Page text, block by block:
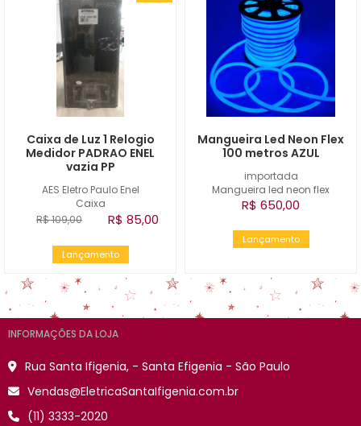
AES Eletro Paulo Enel
Caixa
Caixa de Luz 1 Relogio
Medidor PADRAO ENEL
vazia PP
R$ 109,00 R$ 85,00
Lançamento
importada
Mangueira led neon flex
Mangueira Led Neon Flex
100 metros AZUL
R$ 650,00
Lançamento
INFORMAÇÕES DA LOJA
Rua Santa Ifigenia, - Santa Efigenia - São Paulo
Vendas@EletricaSantaIfigenia.com.br
(11) 3333-2020